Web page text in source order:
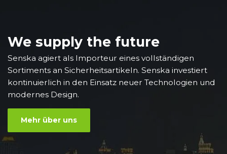
We supply the future
Senska agiert als Importeur eines vollständigen
Sortiments an Sicherheitsartikeln. Senska investiert
kontinuierlich in den Einsatz neuer Technologien und
modernes Design.
Mehr über uns